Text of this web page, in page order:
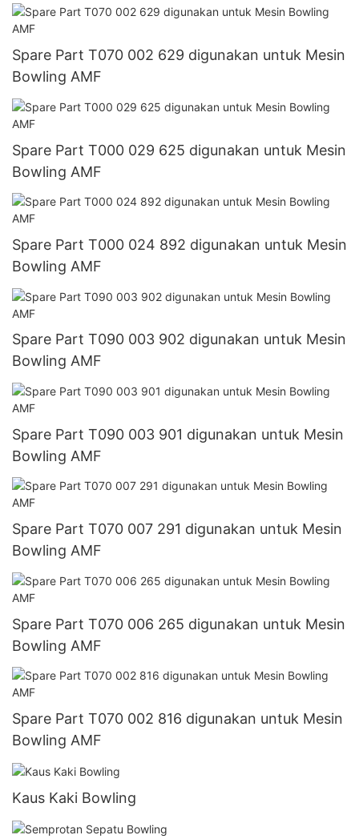
Spare Part T070 002 629 digunakan untuk Mesin
Bowling AMF
Spare Part T000 029 625 digunakan untuk Mesin
Bowling AMF
Spare Part T000 024 892 digunakan untuk Mesin
Bowling AMF
Spare Part T090 003 902 digunakan untuk Mesin
Bowling AMF
Spare Part T090 003 901 digunakan untuk Mesin
Bowling AMF
Spare Part T070 007 291 digunakan untuk Mesin
Bowling AMF
Spare Part T070 006 265 digunakan untuk Mesin
Bowling AMF
Spare Part T070 002 816 digunakan untuk Mesin
Bowling AMF
Kaus Kaki Bowling